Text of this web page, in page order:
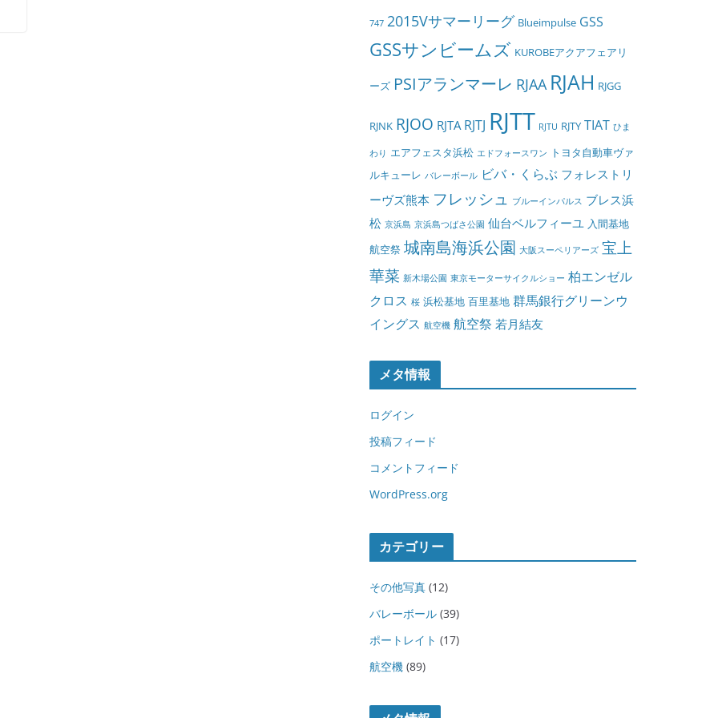
747 2015Vサマーリーグ Blueimpulse GSS
GSSサンビームズ KUROBEアクアフェアリ
ーズ PSIアランマーレ RJAA RJAH RJGG
RJNK RJOO RJTA RJTJ RJTT RJTU RJTY TIAT ひま
わり エアフェスタ浜松 エドフォースワン
トヨタ自動車ヴァ
ルキューレ バレーボール ビバ・くらぶ フォレストリ
ーヴズ熊本 フレッシュ ブルーインパルス ブレス浜
松 京浜島 京浜島つばさ公園 仙台ベルフィーユ 入間基地
航空祭 城南島海浜公園 大阪スーペリアーズ 宝上
華菜 新木場公園 東京モーターサイクルショー 柏エンゼル
クロス 桜 浜松基地 百里基地 群馬銀行グリーンウ
イングス 航空機 航空祭 若月結友
メタ情報
ログイン
投稿フィード
コメントフィード
WordPress.org
カテゴリー
その他写真 (12)
バレーボール (39)
ポートレイト (17)
航空機 (89)